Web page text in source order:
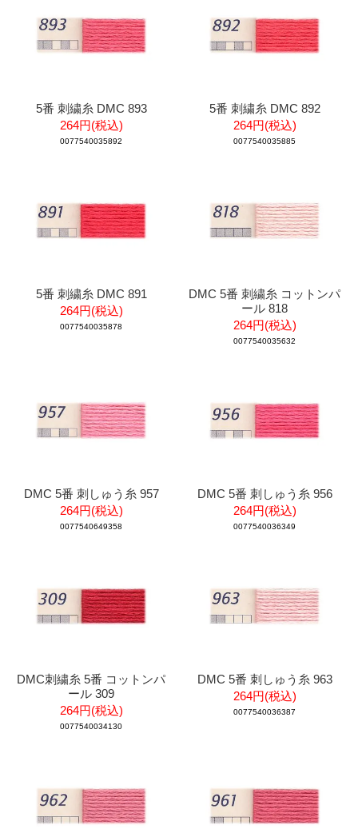
5番 刺繍糸 DMC 893
264円(税込)
0077540035892
5番 刺繍糸 DMC 892
264円(税込)
0077540035885
5番 刺繍糸 DMC 891
264円(税込)
0077540035878
DMC 5番 刺繍糸 コットンパ
ール 818
264円(税込)
0077540035632
DMC 5番 刺しゅう糸 957
264円(税込)
0077540649358
DMC 5番 刺しゅう糸 956
264円(税込)
0077540036349
DMC刺繍糸 5番 コットンパ
ール 309
264円(税込)
0077540034130
DMC 5番 刺しゅう糸 963
264円(税込)
0077540036387